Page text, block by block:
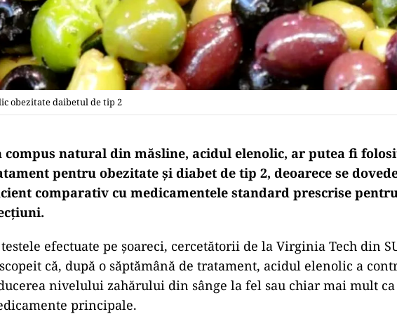
obezitate daibetul de tip 2
compus natural din măsline, acidul elenolic, ar putea fi
pentru obezitate și diabet de tip 2, deoarece se
comparativ cu medicamentele standard prescrise
efectuate pe șoareci, cercetătorii de la Virginia Tech din
că, după o săptămână de tratament, acidul elenolic a
nivelului zahărului din sânge la fel sau chiar mai mult ca
principale.